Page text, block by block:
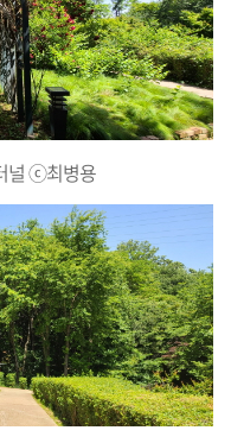
널 ⓒ최병용